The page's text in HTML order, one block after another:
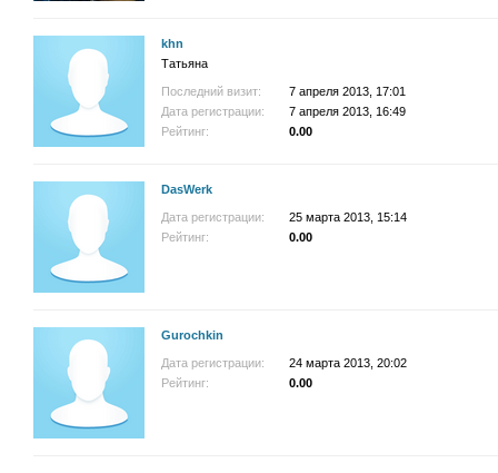
khn
Татьяна
Последний визит:
7 апреля 2013, 17:01
Дата регистрации:
7 апреля 2013, 16:49
Рейтинг:
0.00
DasWerk
Дата регистрации:
25 марта 2013, 15:14
Рейтинг:
0.00
Gurochkin
Дата регистрации:
24 марта 2013, 20:02
Рейтинг:
0.00